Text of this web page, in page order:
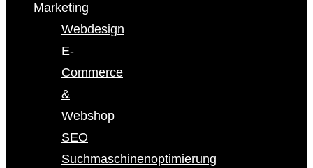
Marketing
Webdesign
E-
Commerce
&
Webshop
SEO
Suchmaschinenoptimierung